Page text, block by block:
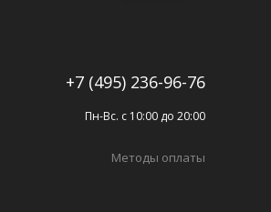
+7 (495) 236-96-76
Пн-Вс. с 10:00 до 20:00
Методы оплаты